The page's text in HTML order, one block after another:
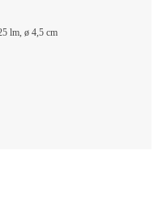
lm, ø 4,5 cm